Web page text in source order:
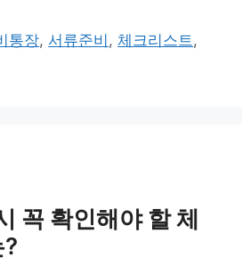
통장, 서류준비 ,체크리스트,
꼭 확인해야 할 체